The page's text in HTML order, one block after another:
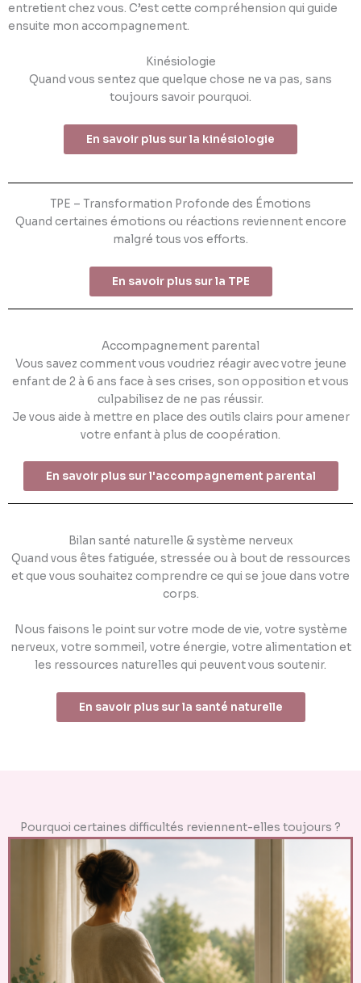
entretient chez vous. C’est cette compréhension qui guide
ensuite mon accompagnement.
Kinésiologie
Quand vous sentez que quelque chose ne va pas, sans
toujours savoir pourquoi.
En savoir plus sur la kinésiologie
TPE – Transformation Profonde des Émotions
Quand certaines émotions ou réactions reviennent encore
malgré tous vos efforts.
En savoir plus sur la TPE
Accompagnement parental
Vous savez comment vous voudriez réagir avec votre jeune
enfant de 2 à 6 ans face à ses crises, son opposition et vous
culpabilisez de ne pas réussir.
Je vous aide à mettre en place des outils clairs pour amener
votre enfant à plus de coopération.
En savoir plus sur l'accompagnement parental
Bilan santé naturelle & système nerveux
Quand vous êtes fatiguée, stressée ou à bout de ressources
et que vous souhaitez comprendre ce qui se joue dans votre
corps.
Nous faisons le point sur votre mode de vie, votre système
nerveux, votre sommeil, votre énergie, votre alimentation et
les ressources naturelles qui peuvent vous soutenir.
En savoir plus sur la santé naturelle
Pourquoi certaines difficultés reviennent-elles toujours ?